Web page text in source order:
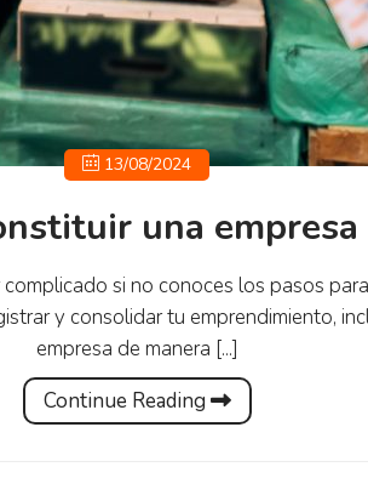
13/08/2024
una empresa
si no conoces los pasos
y consolidar tu emprendimiento,
empresa de manera [...]
Continue Reading